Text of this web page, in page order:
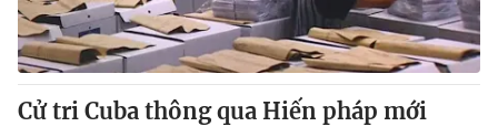
Thị trường 24h Tấm lòng Việt
VTV4 Vươn mình bằng AI
Cử tri Cuba thông qua Hiến pháp mới